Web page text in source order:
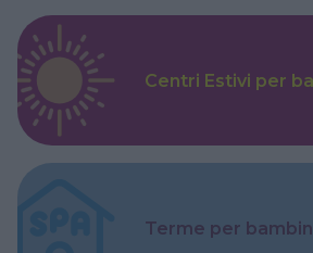
Centri Estivi per
Terme per